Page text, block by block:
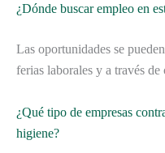
¿Dónde buscar empleo en
Las oportunidades se
ferias laborales y a través de
¿Qué tipo de empresas
higiene?